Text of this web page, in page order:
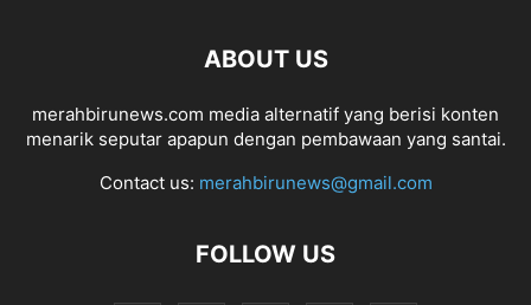
ABOUT US
merahbirunews.com media alternatif yang berisi konten
menarik seputar apapun dengan pembawaan yang santai.
Contact us: merahbirunews@gmail.com
FOLLOW US